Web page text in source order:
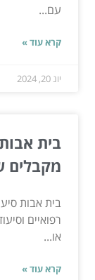
עם...
קרא עוד »
יונ 20, 2024
בית
מקבלים
בית אבות
רפואיים
או...
קרא עוד »